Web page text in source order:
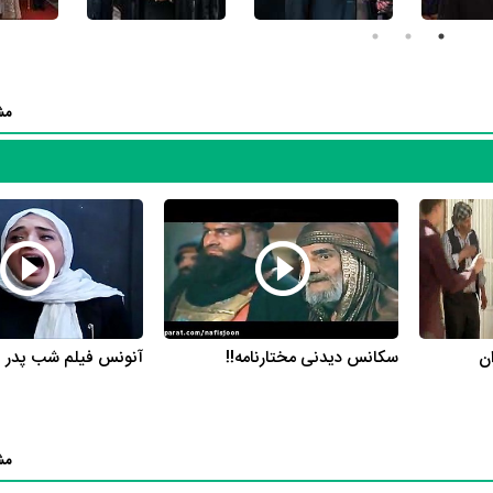
همتا ،فیلم صنوبر، فیلم مریم مقدس فیلم سحرگاه پیروزی، فیلم شیرهای
فیلم هفت گذرگاه
معمای شاه،سریال شیوع،سریال گذر از رنج‌ها،سریال حانیه،سریال
بی پرنده،سریال یوسف پیامبر،سریال تنگنا،سریال دربست تا بهشت،
اصحاب کهفو
بازی کرده است.
آثار مهمی وجود دارد. اگر می‌خواهید با بیوگرافی جعفر دهقان و زندگی حرفه‌ای و
شوید، حتما به صفحه هر یک از آثار جعفر دهقان در منظوم سر بزنید. همه 56 اثر مهم جعفر دهقان در منظوم یک پروفایل اختصاصی
در منظوم دارند، نمره و امتیازی است که مردم از یک تا ده به آنها
نمره‌ی بیشتری از سوی مردم بگیرد، در نتیجه سوابق کاری و بیوگرافی جعفر
امتیاز را از مردم گرفته است،
ما ارسال کنید تا کمکی بزرگ به همه مخاطبان و طرفداران جعفر دهقان
سکانس دیدنی مختارنامه!! آنونس فیلم شب پدر